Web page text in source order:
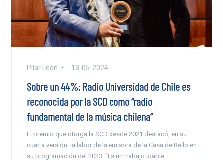
Pilar León 13-05-2024
Sobre un 44%: Radio Universidad de Chile es
reconocida por la SCD como “radio
fundamental de la música chilena”
El premio que otorga la SCD desde 2021 destacó, en su
cuarta versión, la labor de la emisora de la Casa de Bello en
su programación del 2023. “Es un trabajo loable,